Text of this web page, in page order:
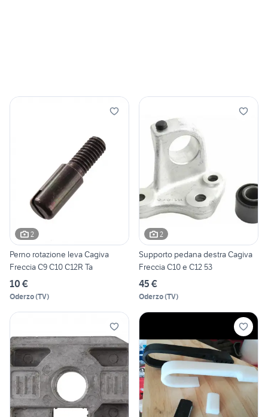
2
Perno rotazione leva Cagiva
Freccia C9 C10 C12R Ta
10 €
Oderzo(TV)
2
Supporto pedana destra Cagiva
Freccia C10 e C12 53
45 €
Oderzo(TV)